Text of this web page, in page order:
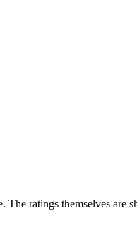
ratings themselves are